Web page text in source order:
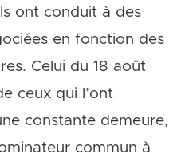
ont conduit à des
en fonction des
Celui du 18 août
ceux qui l’ont
constante demeure,
commun à